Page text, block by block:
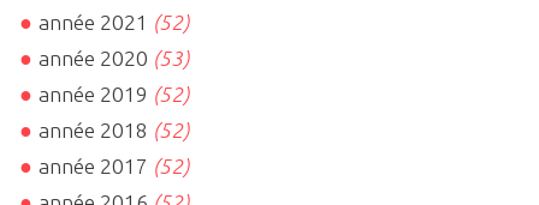
année 2021 (52)
année 2020 (53)
année 2019 (52)
année 2018 (52)
année 2017 (52)